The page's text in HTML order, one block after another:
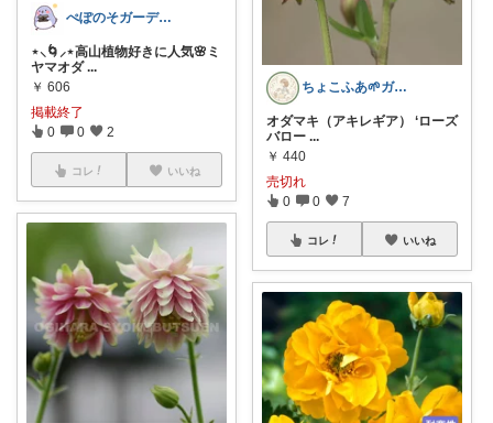
ぺぽのそガーデン(●´ω｀●)
⋆⸜🌀⸝‍⋆高山植物好きに人気🌸ミ
ヤマオダ ...
￥ 606
掲載終了
0 0 2
コレ いいね
ちょこふあ🌱ガーデニング雑貨🪷花🍃
オダマキ（アキレギア） ‘ローズ
バロー ...
￥ 440
売切れ
0 0 7
コレ いいね